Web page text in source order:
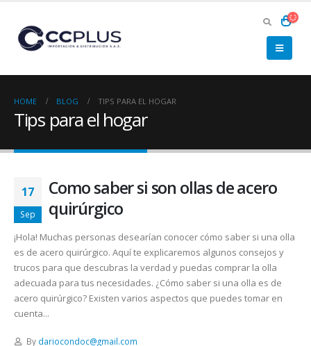
HOME BLOG TIPS PARA EL HOGAR
Tips para el hogar
17
Sep
Como saber si son ollas de acero
quirúrgico
¡Hola! Muchas personas desearían conocer cómo saber si una olla
es de acero quirúrgico. Aquí te explicaremos algunos consejos y
trucos para que descubras la verdad y puedas comprar la olla
adecuada para tus necesidades. ¿Cómo saber si una olla es de
acero quirúrgico? Existen varios aspectos que puedes tomar en
cuenta...
By dariocondoc@gmail.com